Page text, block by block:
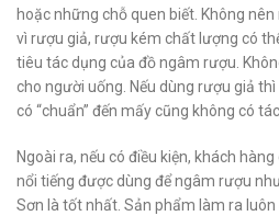
hoặc những chỗ quen biết. Không
vì rượu giả, rượu kém chất lượng có
tiêu tác dụng của đồ ngâm rượu.
cho người uống. Nếu dùng rượu giả
có “chuẩn” đến mấy cũng không có
Ngoài ra, nếu có điều kiện, khách
nổi tiếng được dùng để ngâm rượu
Sơn là tốt nhất. Sản phẩm làm ra